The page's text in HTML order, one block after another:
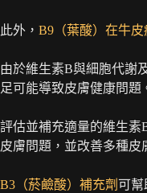
此外， B9（葉酸）在牛
由於維生素B與細胞代謝
足可能導致皮膚健康問題
評估並補充適量的維生素
皮膚問題，並改善多種皮
B3（菸鹼酸）補充劑 可